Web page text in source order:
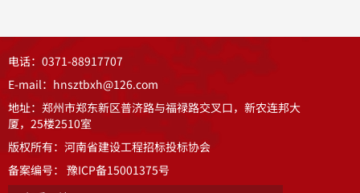
电话：0371-88917707
E-mail：hnsztbxh@126.com
地址：郑州市郑东新区普济路与福禄路交叉口，新农连邦大
厦，25楼2510室
版权所有：河南省建设工程招标投标协会
备案编号： 豫ICP备15001375号